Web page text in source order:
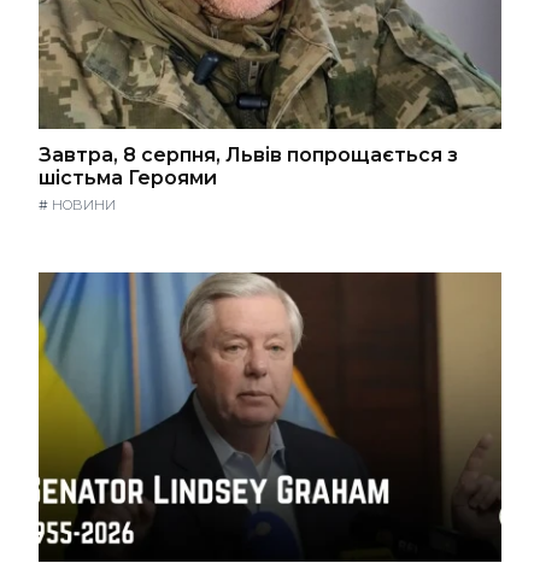
Завтра, 8 серпня, Львів попрощається з
шістьма Героями
# НОВИНИ